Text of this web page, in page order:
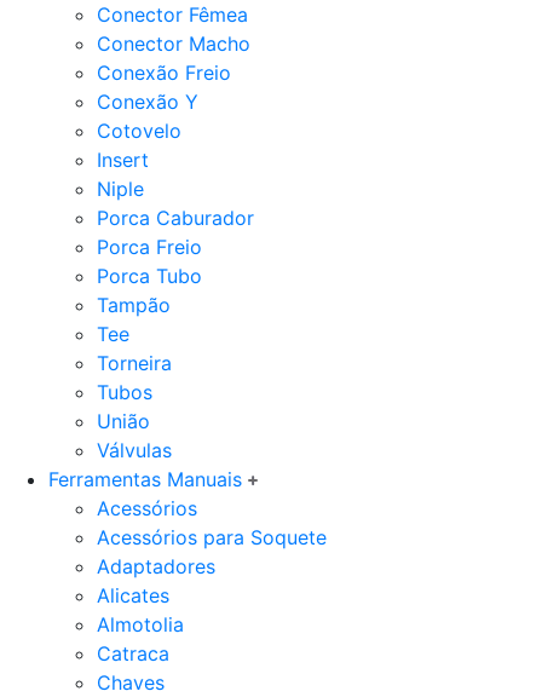
Conector Fêmea
Conector Macho
Conexão Freio
Conexão Y
Cotovelo
Insert
Niple
Porca Caburador
Porca Freio
Porca Tubo
Tampão
Tee
Torneira
Tubos
União
Válvulas
Ferramentas Manuais
Acessórios
Acessórios para Soquete
Adaptadores
Alicates
Almotolia
Catraca
Chaves